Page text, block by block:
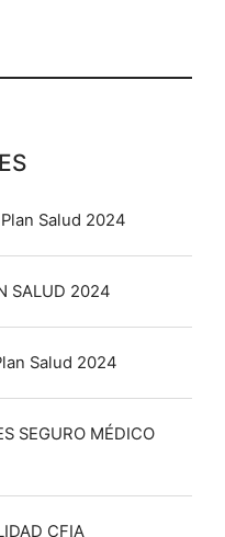
Salud 2024
SALUD 2024
Salud 2024
SEGURO MÉDICO
CFIA